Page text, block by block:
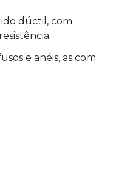
dúctil, com
e anéis, as com